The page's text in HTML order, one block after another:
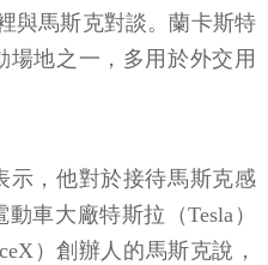
與馬斯克對談。蘭卡斯特
地之一，多用於外交用
示，他對於接待馬斯克感
車大廠特斯拉（Tesla）
）創辦人的馬斯克說，